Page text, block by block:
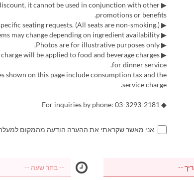
it cannot be used in conjunction with other
promotions or benefits.
▶ Please note we cannot accept specific seating requests. (All seats are non-smoking.)
▶ Menu items may change depending on ingredient availability.
▶ Photos are for illustrative purposes only.
charge will be applied to food and beverage charges
for dinner service.
shown on this page include consumption tax and the
service charge.
◆ For inquiries by phone: 03-3293-2181
אני מאשר שקראתי את ההערה הודעה מהמקום